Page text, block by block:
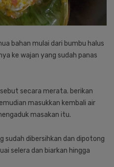
bahan mulai dari bumbu halus
ke wajan yang sudah panas
secara merata. berikan
masukkan kembali air
masakan itu.
sudah dibersihkan dan dipotong
selera dan biarkan hingga